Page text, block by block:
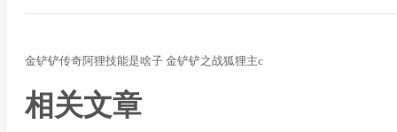
金铲铲传奇阿狸技能是啥子 金铲铲之战狐狸主c
相关文章